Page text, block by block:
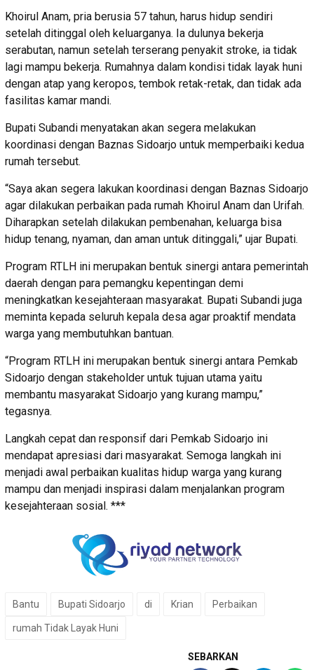
Khoirul Anam, pria berusia 57 tahun, harus hidup sendiri
setelah ditinggal oleh keluarganya. Ia dulunya bekerja
serabutan, namun setelah terserang penyakit stroke, ia tidak
lagi mampu bekerja. Rumahnya dalam kondisi tidak layak huni
dengan atap yang keropos, tembok retak-retak, dan tidak ada
fasilitas kamar mandi.
Bupati Subandi menyatakan akan segera melakukan
koordinasi dengan Baznas Sidoarjo untuk memperbaiki kedua
rumah tersebut.
“Saya akan segera lakukan koordinasi dengan Baznas Sidoarjo
agar dilakukan perbaikan pada rumah Khoirul Anam dan Urifah.
Diharapkan setelah dilakukan pembenahan, keluarga bisa
hidup tenang, nyaman, dan aman untuk ditinggali,” ujar Bupati.
Program RTLH ini merupakan bentuk sinergi antara pemerintah
daerah dengan para pemangku kepentingan demi
meningkatkan kesejahteraan masyarakat. Bupati Subandi juga
meminta kepada seluruh kepala desa agar proaktif mendata
warga yang membutuhkan bantuan.
“Program RTLH ini merupakan bentuk sinergi antara Pemkab
Sidoarjo dengan stakeholder untuk tujuan utama yaitu
membantu masyarakat Sidoarjo yang kurang mampu,”
tegasnya.
Langkah cepat dan responsif dari Pemkab Sidoarjo ini
mendapat apresiasi dari masyarakat. Semoga langkah ini
menjadi awal perbaikan kualitas hidup warga yang kurang
mampu dan menjadi inspirasi dalam menjalankan program
kesejahteraan sosial. ***
Bantu Bupati Sidoarjo di Krian Perbaikan
rumah Tidak Layak Huni
SEBARKAN